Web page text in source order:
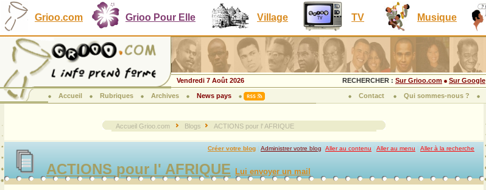
Grioo.com Grioo Pour Elle Village TV Musique
Vendredi 7 Août 2026 RECHERCHER : Sur Grioo.com Sur Google
Accueil Rubriques Archives News pays Contact Qui sommes-nous ?
Accueil Grioo.com Blogs ACTIONS pour l' AFRIQUE
ACTIONS pour l' AFRIQUE Lui envoyer un mail
Créer votre blog Administrer votre blog Aller au contenu Aller au menu Aller à la recherche